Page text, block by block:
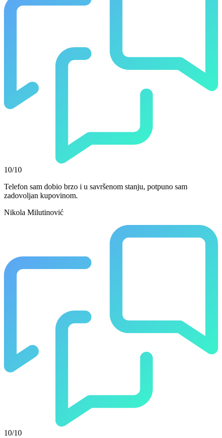
10/10
Telefon sam dobio brzo i u savršenom stanju, potpuno sam
zadovoljan kupovinom.
Nikola Milutinović
10/10